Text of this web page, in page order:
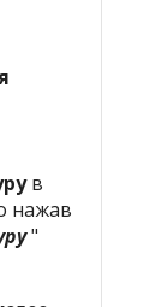
в
нажав
"